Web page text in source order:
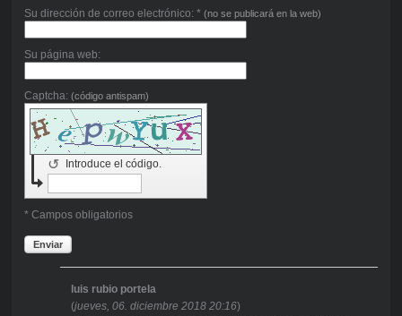
Su dirección de correo electrónico: * (no se publicará en la web)
Su página web:
Captcha: (código antispam)
Introduce el código.
↺
* Campos obligatorios
Enviar
luis rubio portela
(jueves, 06. diciembre 2018 20:16)